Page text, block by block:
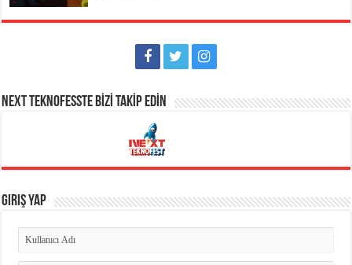
NEXT TEKNOFESSTE BİZİ TAKİP EDİN
Giriş Yap